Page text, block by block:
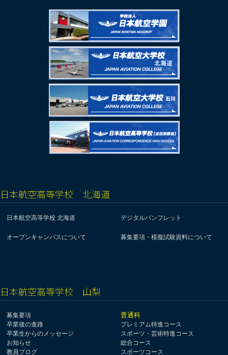
日本航空高等学校 北海道
日本航空高等学校 北海道 デジタルパンフレット
オープンキャンパスについて 募集要項・模擬試験資料について
日本航空高等学校 山梨
募集要項
卒業後の進路
卒業生からのメッセージ
お知らせ
教員ブログ
普通科
プレミアム特進コース
スポーツ・芸術特進コース
総合コース
スポーツコース